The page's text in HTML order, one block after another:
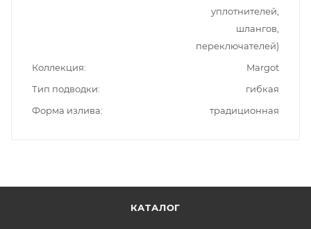
уплотнителей,
шлангов,
переключателей)
Коллекция
Margot
Тип подводки
гибкая
Форма излива
традиционная
КАТАЛОГ